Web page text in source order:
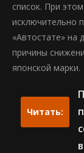
список. При
исключительно
«Автостате» на
причины
японской марки.
Читать: